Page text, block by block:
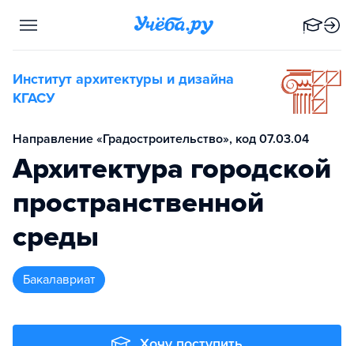
Институт архитектуры и дизайна
КГАСУ
Направление «Градостроительство», код 07.03.04
Архитектура городской
пространственной
среды
бакалавриат